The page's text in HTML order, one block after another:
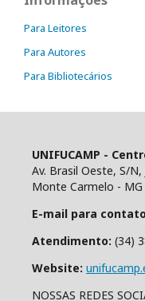
Para Leitores
Para Autores
Para Bibliotecários
UNIFUCAMP -
Av. Brasil Oeste, S/
Monte Carmelo - MG
E-mail para
Atendimento: (34)
Website:
NOSSAS REDES